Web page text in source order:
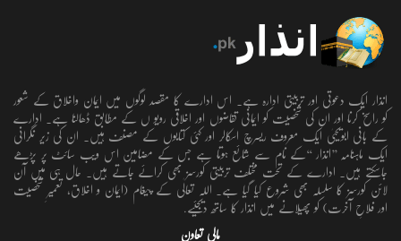
انذار ایک دعوتی اور تربیتی ادارہ ہے۔ اس ادارے کا مقصد لوگوں میں ایمان واخلاق کے شعور
کو راسخ کرنا اور ان کی شخصیت کو ایمانی تقاضوں اور اخلاقی رویو ں کے مطابق ڈھالنا ہے۔ ادارے
کے بانی ابویحییٰ ایک معروف ریسرچ اسکالر اور کئی کتابوں کے مصنف ہیں۔ ان کی زیر نگرانی
ایک ماہنامہ ’’انذار ‘‘کے نام سے شائع ہوتا ہے جس کے مضامین اس ویب سائٹ پر پڑھے
جاسکتے ہیں۔ ادارے کے تحت مختلف تربیتی کورسز بھی کرائے جاتے ہیں۔ حال ہی میں آن
لائن کورسز کا سلسلہ بھی شروع کیا گیا ہے۔ اللہ تعالٰی کے پیغام (ایمان و اخلاق، تعمیرِ شخصیت
اور فلاحِ آخرت) کو پھیلانے میں انذار کا ساتھ دیجئیے.
مالی تعاون